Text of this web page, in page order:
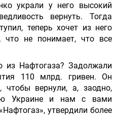
украли у него высокий
вернуть. Тогда
теперь хочет из него
что не понимает, что все
из Нафтогаза? Задолжали
110 млрд. гривен. Он
чтобы вернули, а, заодно,
Украине и нам с вами
утвердили более